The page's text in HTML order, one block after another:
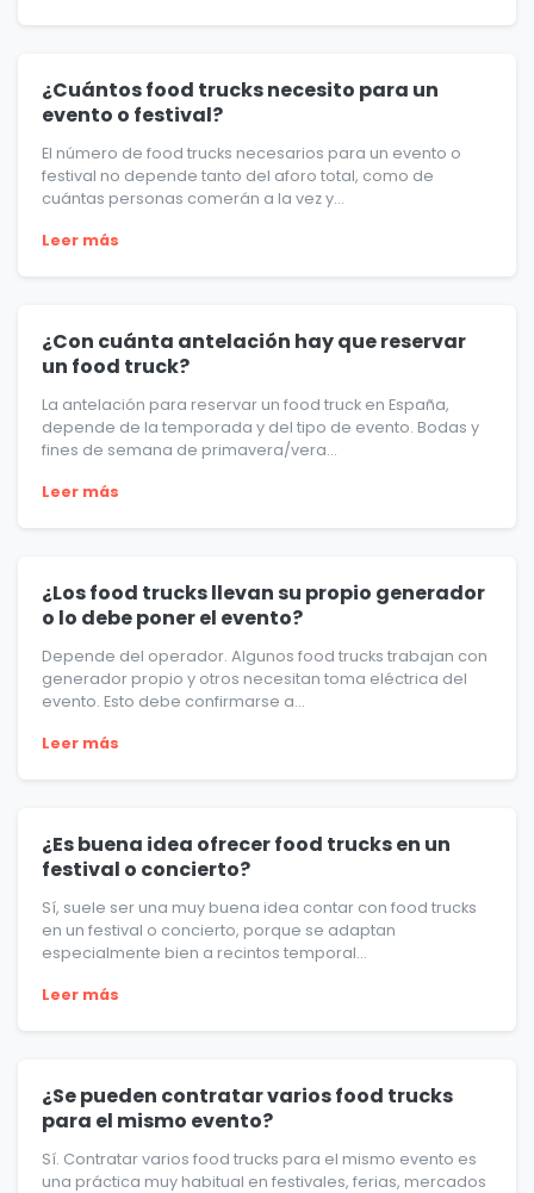
¿Cuántos food trucks necesito para un
evento o festival?
El número de food trucks necesarios para un evento o
festival no depende tanto del aforo total, como de
cuántas personas comerán a la vez y...
Leer más
¿Con cuánta antelación hay que reservar
un food truck?
La antelación para reservar un food truck en España,
depende de la temporada y del tipo de evento. Bodas y
fines de semana de primavera/vera...
Leer más
¿Los food trucks llevan su propio generador
o lo debe poner el evento?
Depende del operador. Algunos food trucks trabajan con
generador propio y otros necesitan toma eléctrica del
evento. Esto debe confirmarse a...
Leer más
¿Es buena idea ofrecer food trucks en un
festival o concierto?
Sí, suele ser una muy buena idea contar con food trucks
en un festival o concierto, porque se adaptan
especialmente bien a recintos temporal...
Leer más
¿Se pueden contratar varios food trucks
para el mismo evento?
Sí. Contratar varios food trucks para el mismo evento es
una práctica muy habitual en festivales, ferias, mercados